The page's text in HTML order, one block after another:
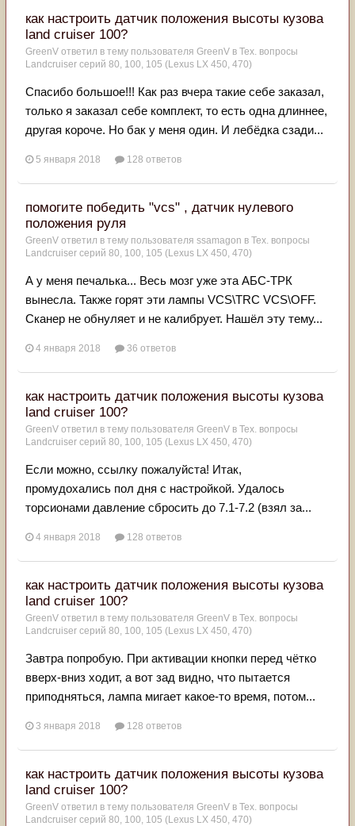
как настроить датчик положения высоты кузова
land cruiser 100?
GreenV ответил в тему пользователя GreenV в Тех. вопросы
Landcruiser серий 80, 100, 105 (Lexus LX 450, 470)
Спасибо большое!!! Как раз вчера такие себе заказал,
только я заказал себе комплект, то есть одна длиннее,
другая короче. Но бак у меня один. И лебёдка сзади...
5 января 2018 128 ответов
помогите победить "vcs" , датчик нулевого
положения руля
GreenV ответил в тему пользователя ssamagon в Тех. вопросы
Landcruiser серий 80, 100, 105 (Lexus LX 450, 470)
А у меня печалька... Весь мозг уже эта АБС-ТРК
вынесла. Также горят эти лампы VCS\TRC VCS\OFF.
Сканер не обнуляет и не калибрует. Нашёл эту тему...
4 января 2018 36 ответов
как настроить датчик положения высоты кузова
land cruiser 100?
GreenV ответил в тему пользователя GreenV в Тех. вопросы
Landcruiser серий 80, 100, 105 (Lexus LX 450, 470)
Если можно, ссылку пожалуйста! Итак,
промудохались пол дня с настройкой. Удалось
торсионами давление сбросить до 7.1-7.2 (взял за...
4 января 2018 128 ответов
как настроить датчик положения высоты кузова
land cruiser 100?
GreenV ответил в тему пользователя GreenV в Тех. вопросы
Landcruiser серий 80, 100, 105 (Lexus LX 450, 470)
Завтра попробую. При активации кнопки перед чётко
вверх-вниз ходит, а вот зад видно, что пытается
приподняться, лампа мигает какое-то время, потом...
3 января 2018 128 ответов
как настроить датчик положения высоты кузова
land cruiser 100?
GreenV ответил в тему пользователя GreenV в Тех. вопросы
Landcruiser серий 80, 100, 105 (Lexus LX 450, 470)